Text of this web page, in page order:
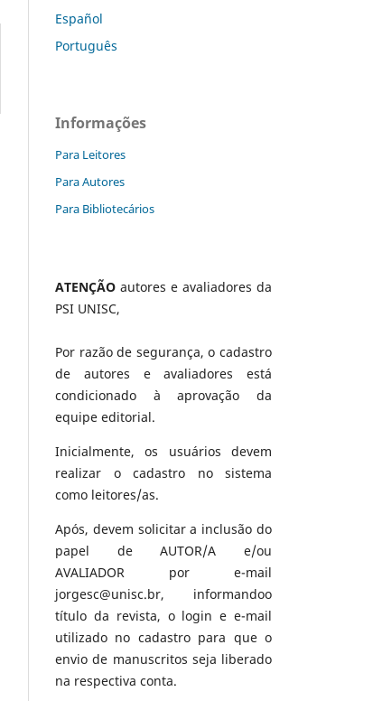
Español
Português
Informações
Para Leitores
Para Autores
Para Bibliotecários
ATENÇÃO autores e avaliadores da
PSI UNISC,
Por razão de segurança, o cadastro
de autores e avaliadores está
condicionado à aprovação da
equipe editorial.
Inicialmente, os usuários devem
realizar o cadastro no sistema
como leitores/as.
Após, devem solicitar a inclusão do
papel de AUTOR/A e/ou
AVALIADOR por e-mail
jorgesc@unisc.br, informandoo
título da revista, o login e e-mail
utilizado no cadastro para que o
envio de manuscritos seja liberado
na respectiva conta.